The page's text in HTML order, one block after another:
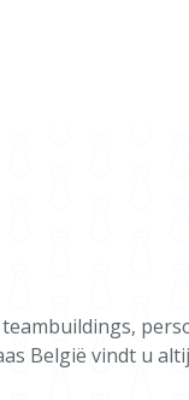
België vindt u